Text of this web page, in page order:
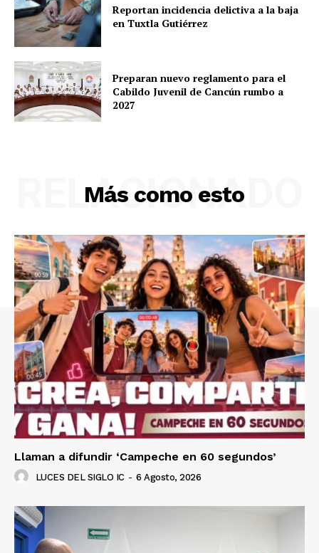
Reportan incidencia delictiva a la baja
en Tuxtla Gutiérrez
Preparan nuevo reglamento para el
Cabildo Juvenil de Cancún rumbo a
2027
Más como esto
RELACIONADO
Llaman a difundir ‘Campeche en 60 segundos’
LUCES DEL SIGLO IC - 6 Agosto, 2026